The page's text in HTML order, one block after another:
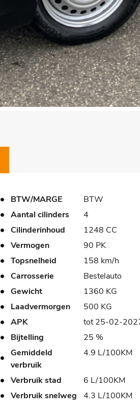
BTW/MARGE
BTW
Aantal cilinders
4
Cilinderinhoud
1248 CC
Vermogen
90 PK
Topsnelheid
158 km/h
Carrosserie
Bestelauto
Gewicht
1360 KG
Laadvermorgen
500 KG
APK
tot 25-02-
Bijtelling
25 %
Gemiddeld
verbruik
4.9 L/100KM
Verbruik stad
6 L/100KM
Verbruik snelweg
4.3 L/100KM